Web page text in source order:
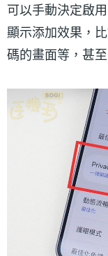
可以手動決定啟
顯示添加效果，
碼的畫面等，甚